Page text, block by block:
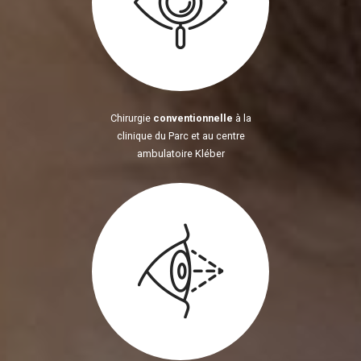
Chirurgie conventionnelle à la
clinique du Parc et au centre
ambulatoire Kléber